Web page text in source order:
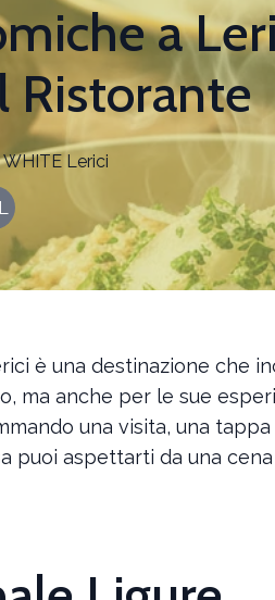
a
Ristorante
WHITE Lerici
è una destinazione che
ma anche per le sue
una visita, una tappa
puoi aspettarti da una